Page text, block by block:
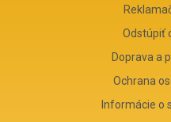
Odstúpiť
Doprava a
Ochrana
Informácie o